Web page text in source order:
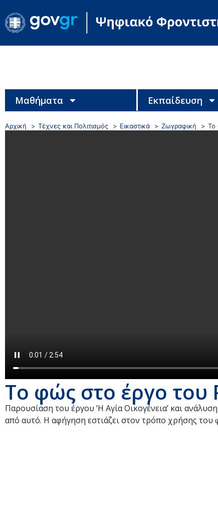
Μαθήματα Εκπαίδευση
Αρχική Τέχνες και Πολιτισμός Εικαστικά Ζωγραφική Το
Το φώς στο έργο του
Παρουσίαση του έργου ‘Η Αγία Οικογένεια’ και
από αυτό. Η αφήγηση εστιάζει στον τρόπο χρήσης